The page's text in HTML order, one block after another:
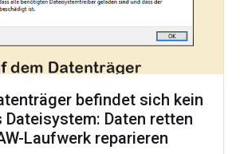
befindet sich kein
Dateisystem: Daten retten
Laufwerk reparieren